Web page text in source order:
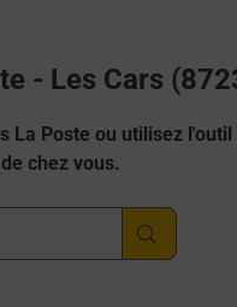
- Les Cars
La Poste ou utilisez
chez vous.